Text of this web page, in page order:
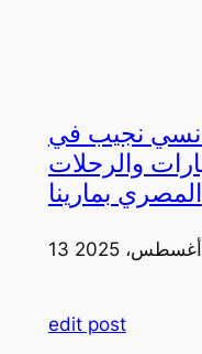
نجيب في
والرحلات
المصري بمارينا
13 أغسطس، 2025
edit post